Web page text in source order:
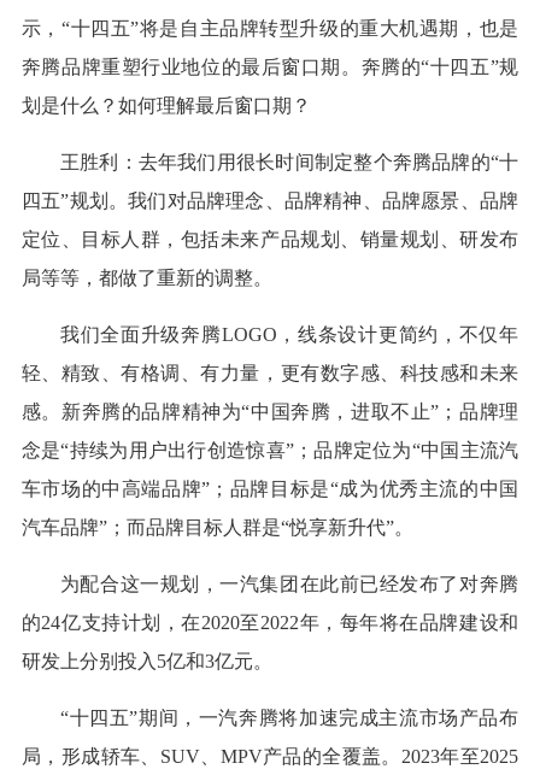
示，“十四五”将是自主品牌转型升级的重大机遇期，也是
奔腾品牌重塑行业地位的最后窗口期。奔腾的“十四五”规
划是什么？如何理解最后窗口期？
王胜利：去年我们用很长时间制定整个奔腾品牌的“十
四五”规划。我们对品牌理念、品牌精神、品牌愿景、品牌
定位、目标人群，包括未来产品规划、销量规划、研发布
局等等，都做了重新的调整。
我们全面升级奔腾LOGO，线条设计更简约，不仅年
轻、精致、有格调、有力量，更有数字感、科技感和未来
感。新奔腾的品牌精神为“中国奔腾，进取不止”；品牌理
念是“持续为用户出行创造惊喜”；品牌定位为“中国主流汽
车市场的中高端品牌”；品牌目标是“成为优秀主流的中国
汽车品牌”；而品牌目标人群是“悦享新升代”。
为配合这一规划，一汽集团在此前已经发布了对奔腾
的24亿支持计划，在2020至2022年，每年将在品牌建设和
研发上分别投入5亿和3亿元。
“十四五”期间，一汽奔腾将加速完成主流市场产品布
局，形成轿车、SUV、MPV产品的全覆盖。2023年至2025